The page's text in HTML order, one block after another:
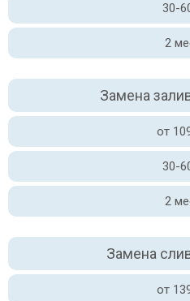
30-
2
Замена
от
30-
2
Замена
от